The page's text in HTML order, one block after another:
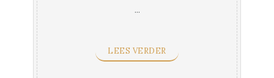
...
LEES VERDER